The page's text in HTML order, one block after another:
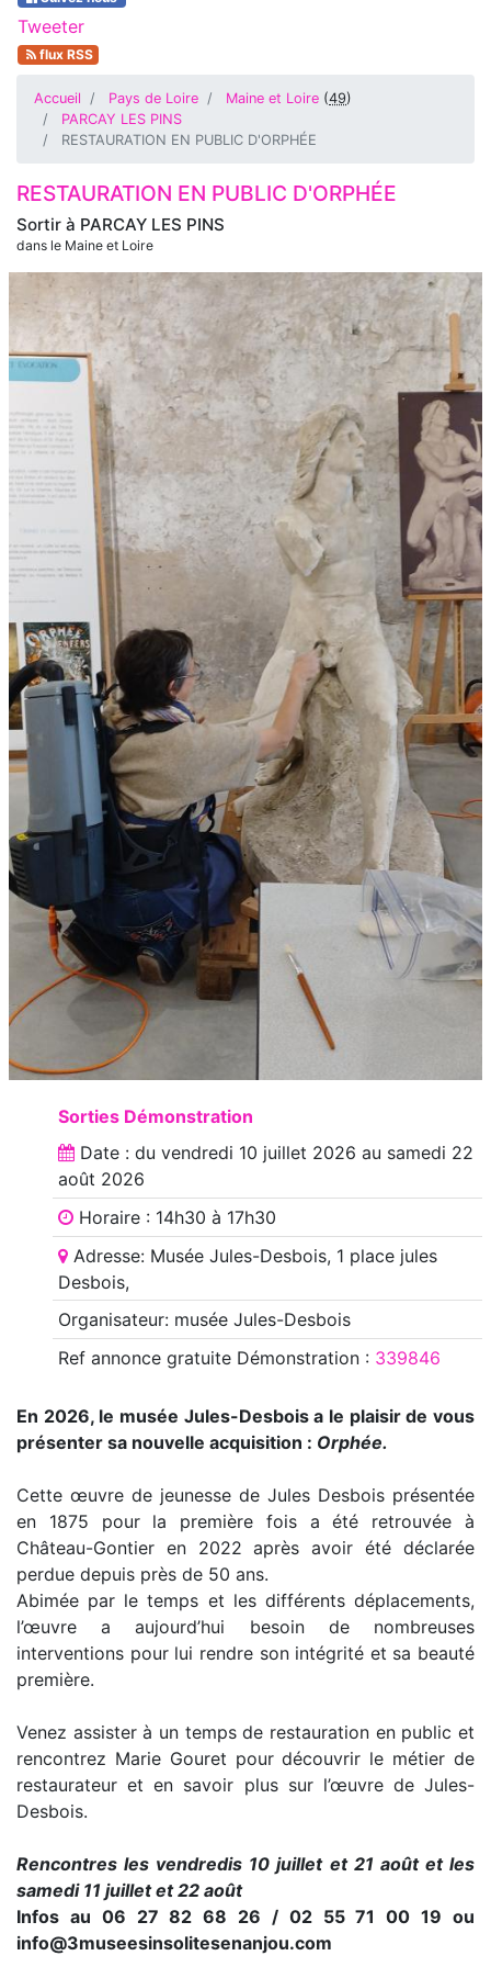
Tweeter
flux RSS
Accueil Pays de Loire Maine et Loire (49)
PARCAY LES PINS
RESTAURATION EN PUBLIC D'ORPHÉE
Sortir à PARCAY LES PINS
dans le Maine et Loire
RESTAURATION EN PUBLIC D'ORPHÉE
Sorties Démonstration
Date : du vendredi 10 juillet 2026 au samedi 22
août 2026
Horaire : 14h30 à 17h30
Adresse: Musée Jules-Desbois, 1 place jules
Desbois,
Organisateur: musée Jules-Desbois
Ref annoncegratuite Démonstration : 339846
En 2026, le musée Jules-Desbois a le plaisir de vous
présenter sa nouvelle acquisition : Orphée.
Cette œuvre de jeunesse de Jules Desbois présentée
en 1875 pour la première fois a été retrouvée à
Château-Gontier en 2022 après avoir été déclarée
perdue depuis près de 50 ans.
Abimée par le temps et les différents déplacements,
l’œuvre a aujourd’hui besoin de nombreuses
interventions pour lui rendre son intégrité et sa beauté
première.
Venez assister à un temps de restauration en public et
rencontrez Marie Gouret pour découvrir le métier de
restaurateur et en savoir plus sur l’œuvre de Jules-
Desbois.
Rencontres les vendredis 10 juillet et 21 août et les
samedi 11 juillet et 22 août
Infos au 06 27 82 68 26 / 02 55 71 00 19 ou
info@3museesinsolitesenanjou.com